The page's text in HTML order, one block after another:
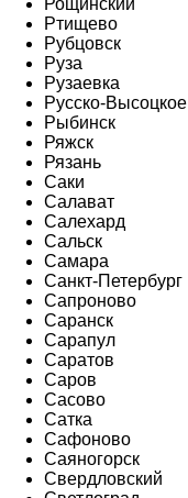
Рощинский
Ртищево
Рубцовск
Руза
Рузаевка
Русско-Высоцкое
Рыбинск
Ряжск
Рязань
Саки
Салават
Салехард
Сальск
Самара
Санкт-Петербург
Сапроново
Саранск
Сарапул
Саратов
Саров
Сасово
Сатка
Сафоново
Саяногорск
Свердловский